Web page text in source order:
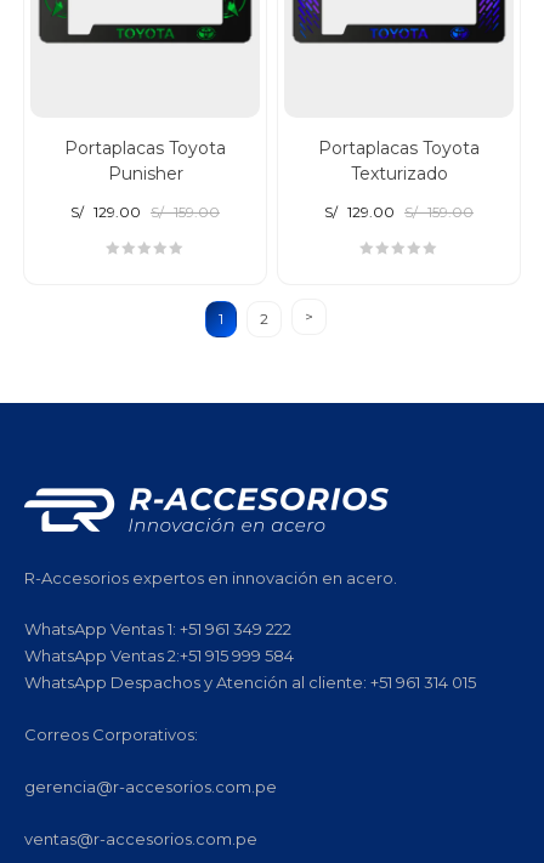
Portaplacas Toyota
Punisher
S/ 159.00
S/ 129.00
Portaplacas Toyota
Texturizado
S/ 159.00
S/ 129.00
1 2
R-Accesorios expertos en innovación en acero.
WhatsApp Ventas 1: +51 961 349 222
WhatsApp Ventas 2:+51 915 999 584
WhatsApp Despachos y Atención al cliente: +51 961 314 015
Correos Corporativos:
gerencia@r-accesorios.com.pe
ventas@r-accesorios.com.pe